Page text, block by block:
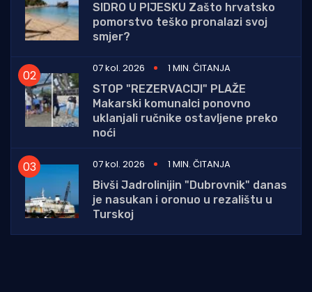
SIDRO U PIJESKU Zašto hrvatsko
pomorstvo teško pronalazi svoj
smjer?
07 kol. 2026
1 MIN. ČITANJA
STOP "REZERVACIJI" PLAŽE
Makarski komunalci ponovno
uklanjali ručnike ostavljene preko
noći
07 kol. 2026
1 MIN. ČITANJA
Bivši Jadrolinijin "Dubrovnik" danas
je nasukan i oronuo u rezalištu u
Turskoj